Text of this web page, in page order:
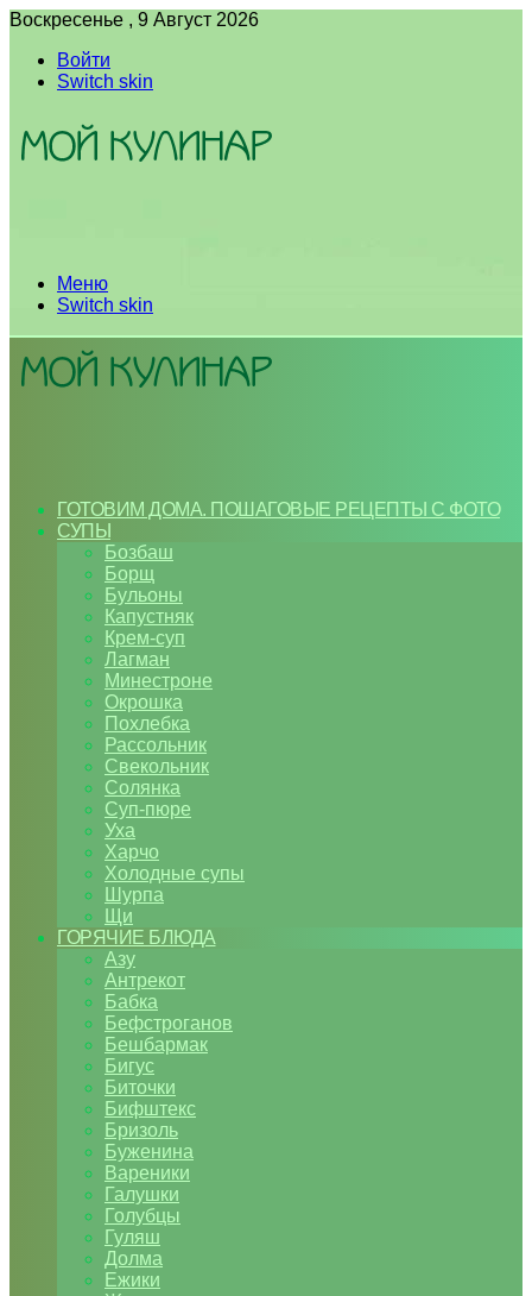
Воскресенье , 9 Август 2026
Войти
Switch skin
Меню
Switch skin
ГОТОВИМ ДОМА. ПОШАГОВЫЕ РЕЦЕПТЫ С ФОТО
СУПЫ
Бозбаш
Борщ
Бульоны
Капустняк
Крем-суп
Лагман
Минестроне
Окрошка
Похлебка
Рассольник
Свекольник
Солянка
Суп-пюре
Уха
Харчо
Холодные супы
Шурпа
Щи
ГОРЯЧИЕ БЛЮДА
Азу
Антрекот
Бабка
Бефстроганов
Бешбармак
Бигус
Биточки
Бифштекс
Бризоль
Буженина
Вареники
Галушки
Голубцы
Гуляш
Долма
Ежики